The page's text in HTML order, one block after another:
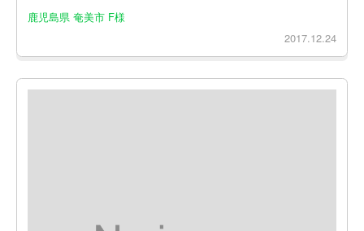
鹿児島県 奄美市 F様
2017.12.24